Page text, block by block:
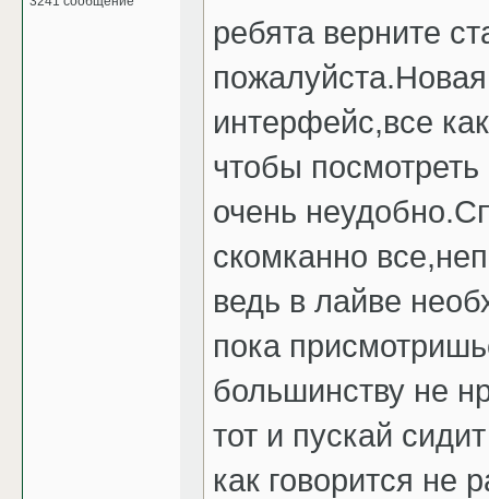
ребята верните
интерфейс,все
чтобы
очень
скомканно
ведь в лайве
пока
большинству не
тот и пускай
как говорится не